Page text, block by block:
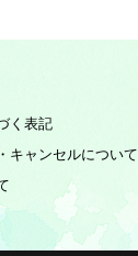
く表記
キャンセルについて